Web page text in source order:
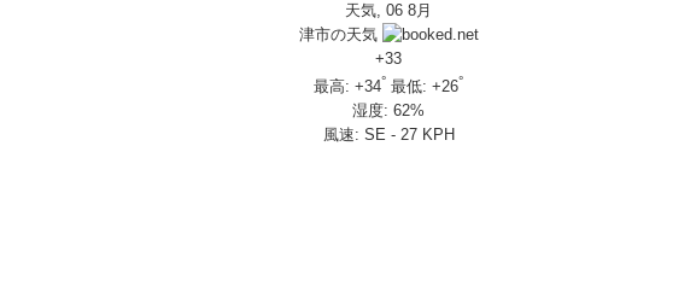
Tour 50th ANNIVERSARY」を 受注期間限定で発売
CB750HORNET CB650R E-Clutch
設定と仕様を一部変更し発売
を一部変更し発売
エーションを変更し発売
・Honda Dreamさんの人気を探ってきましたスペシャル！！メチャクチャ楽しかったです❤
た
天気, 06 8月
津市の天気
+33
最高: +34° 最低: +26°
湿度: 62%
風速: SE - 27 KPH